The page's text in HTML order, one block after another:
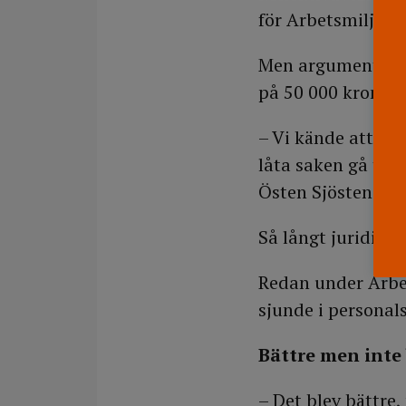
för
Men argumentet
på 50 000
– Vi kände att vi
låta saken gå till
Östen Sjösten.
Så långt
Redan under
sjunde i
Bättre men inte
– Det blev